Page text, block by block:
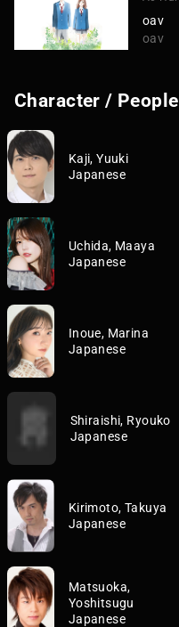
oav
oav
Character / People
Kaji, Yuuki
Japanese
Uchida, Maaya
Japanese
Inoue, Marina
Japanese
Shiraishi, Ryouko
Japanese
Kirimoto, Takuya
Japanese
Matsuoka,
Yoshitsugu
Japanese